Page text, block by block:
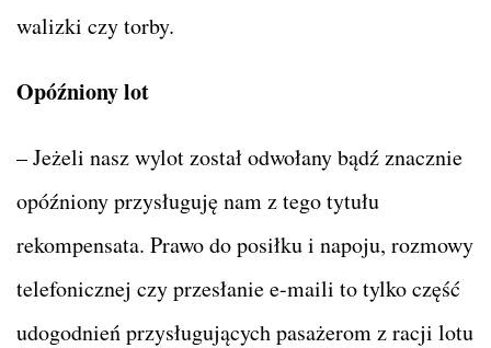
walizki czy torby.
Opóźniony lot
– Jeżeli nasz wylot został odwołany bądź znacznie
opóźniony przysługuję nam z tego tytułu
rekompensata. Prawo do posiłku i napoju, rozmowy
telefonicznej czy przesłanie e-maili to tylko część
udogodnień przysługujących pasażerom z racji lotu